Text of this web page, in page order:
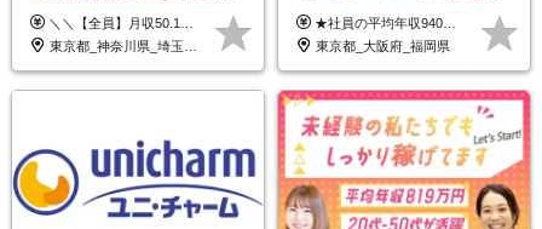
収50万円スタート！/賞与年2
回
＼＼【全員】月収50.1万円保証！／／ 月給30.1万円＋インセン＋特別手当20万円(半年間)＋賞与 ※経験者は優遇いたします（研修も免除の場合有） ※固定残業代:7万4000円以上/月45時間分を含む ※固定残業代は残業がない場合も支給し、超過分は別途支給します ■入社後5日間研修を実施 研修中のテスト（ロープレ、商材知識）合格で研修生卒業となり翌月からインセンティブの対象に。 ロープレは細かな評価基準があり、顧客満足度をキープするため非常に重要なテストです。 ※4カ月目以降も不合格の場合、月給28.3万円／1カ月以内合格率100％ ＜平均年収＞ ◆一般メンバー ：625万円 ◆店長（管理職）：1178万円 ◆マネージャー ：4160万円
東京都_神奈川県_埼玉県_千葉県_大阪府_愛知県_北海道_青森県_岩手県_宮城県_秋田県_山形県_福島県_茨城県_栃木県_群馬県_新潟県_山梨県_長野県_富山県_石川県_福井県_静岡県_岐阜県_三重県_兵庫県_京都府_滋賀県_奈良県_和歌山県_広島県_岡山県_鳥取県_島根県_山口県_徳島県_香川県_愛媛県_高知県_福岡県_熊本県_佐賀県_長崎県_大分県_宮崎県_鹿児島県_沖縄県
休み*年休123日以上*転職者全
員が収入UP
★社員の平均年収940万円（※2025年11月時点） ★転職者は全員収入アップを実現 ★入社半年で昇給した実績あり！ 【営業未経験】 月給35万8,000円～（固定残業代含む）＋インセンティブ ＋賞与年2回 【管理職候補】 月給40万円～100万円＋インセンティブ＋賞与年2回 ※固定残業代は、時間外労働の有無にかかわらず月25時間分（月5万8,000円～）を支給します。 ※上記を超える時間外労働分は、別途追加で支給します。 ＼月給額が高い理由について／ 当社が扱うのは、1件あたり100万円以上となる高単価な金融商品です。 そのため月給ベースも高く設定して社員に還元しています。 ＜試用期間中の給与＞※営業未経験の方 試用期間2カ月あり。 月給25万円＋営業手当5万円（資格取得後より日割り支給） ※残業代は別途全額支給します。 ※その他の待遇に差異はありません。 ★時短勤務も可能です ・7時間勤務：月給26万2,500円～＋インセンティブ＋賞与（年2回） ・6時間勤務：月給24万円～＋インセンティブ＋賞与（年2回） （時短勤務例）9:00-16:00、10:00-17:00など
東京都_大阪府_福岡県